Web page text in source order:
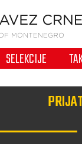
SELEKCIJE